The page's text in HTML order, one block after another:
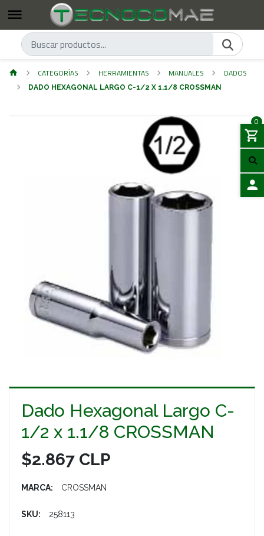
0
CATEGORÍAS HERRAMIENTAS MANUALES DADOS
DADO HEXAGONAL LARGO C-1/2 X 1.1/8 CROSSMAN
Dado Hexagonal Largo C-
1/2 x 1.1/8 CROSSMAN
$2.867 CLP
MARCA: CROSSMAN
SKU: 258113